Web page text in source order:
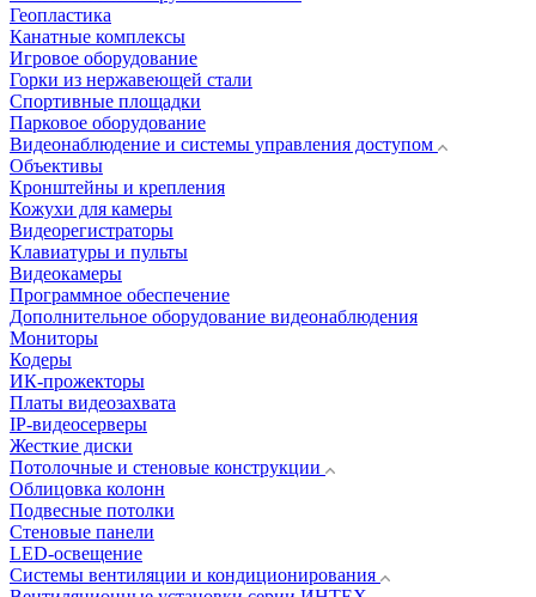
Геопластика
Канатные комплексы
Игровое оборудование
Горки из нержавеющей стали
Спортивные площадки
Парковое оборудование
Видеонаблюдение и системы управления доступом
Объективы
Кронштейны и крепления
Кожухи для камеры
Видеорегистраторы
Клавиатуры и пульты
Видеокамеры
Программное обеспечение
Дополнительное оборудование видеонаблюдения
Мониторы
Кодеры
ИК-прожекторы
Платы видеозахвата
IP-видеосерверы
Жесткие диски
Потолочные и стеновые конструкции
Облицовка колонн
Подвесные потолки
Стеновые панели
LED-освещение
Системы вентиляции и кондиционирования